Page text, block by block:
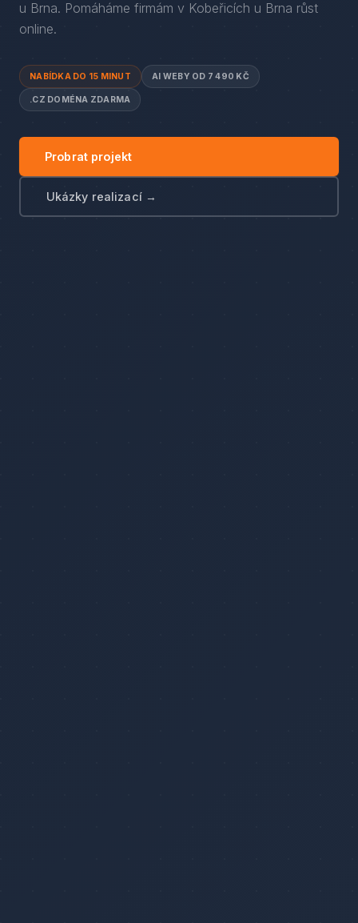
u Brna. Pomáháme firmám v Kobeřicích u Brna růst
online.
NABÍDKA DO 15 MINUT AI WEBY OD 7 490 KČ
.CZ DOMÉNA ZDARMA
Probrat projekt
Ukázky realizací →